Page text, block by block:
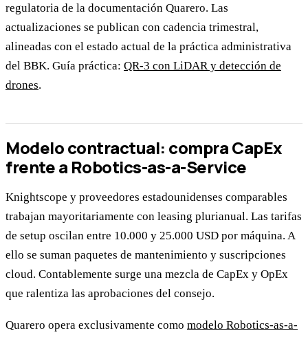
regulatoria de la documentación Quarero. Las
actualizaciones se publican con cadencia trimestral,
alineadas con el estado actual de la práctica administrativa
del BBK. Guía práctica: QR-3 con LiDAR y detección de
drones.
Modelo contractual: compra CapEx
frente a Robotics-as-a-Service
Knightscope y proveedores estadounidenses comparables
trabajan mayoritariamente con leasing plurianual. Las tarifas
de setup oscilan entre 10.000 y 25.000 USD por máquina. A
ello se suman paquetes de mantenimiento y suscripciones
cloud. Contablemente surge una mezcla de CapEx y OpEx
que ralentiza las aprobaciones del consejo.
Quarero opera exclusivamente como modelo Robotics-as-a-